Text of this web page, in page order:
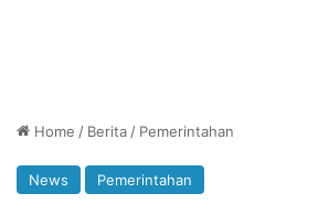
Home / Berita / Pemerintahan
News Pemerintahan